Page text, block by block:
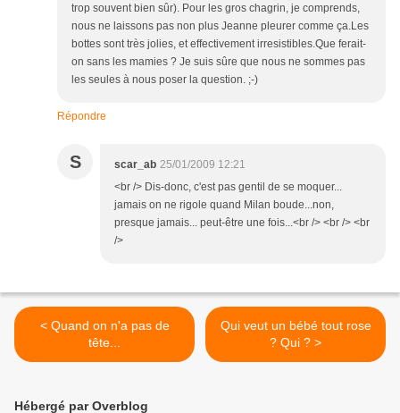
trop souvent bien sûr). Pour les gros chagrin, je comprends,
nous ne laissons pas non plus Jeanne pleurer comme ça.Les
bottes sont très jolies, et effectivement irresistibles.Que ferait-
on sans les mamies ? Je suis sûre que nous ne sommes pas
les seules à nous poser la question. ;-)
Répondre
S scar_ab 25/01/2009 12:21
<br /> Dis-donc, c'est pas gentil de se moquer...
jamais on ne rigole quand Milan boude...non,
presque jamais... peut-être une fois...<br /> <br /> <br
/>
< Quand on n'a pas de
tête...
Qui veut un bébé tout rose
? Qui ? >
Hébergé par Overblog